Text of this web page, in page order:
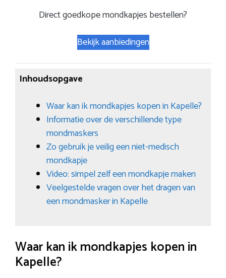
Direct goedkope mondkapjes bestellen?
Bekijk aanbiedingen
Inhoudsopgave
Waar kan ik mondkapjes kopen in Kapelle?
Informatie over de verschillende type
mondmaskers
Zo gebruik je veilig een niet-medisch
mondkapje
Video: simpel zelf een mondkapje maken
Veelgestelde vragen over het dragen van
een mondmasker in Kapelle
Waar kan ik mondkapjes kopen in
Kapelle?